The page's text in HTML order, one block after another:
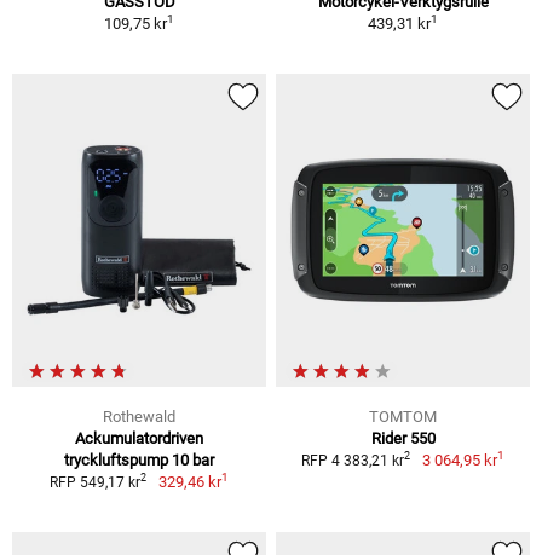
109,75 kr1
439,31 kr1
Rothewald
Ackumulatordriven
tryckluftspump 10 bar
RFP 549,17 kr2 329,46 kr1
TOMTOM
Rider 550
RFP 4 383,21 kr2 3 064,95 kr1